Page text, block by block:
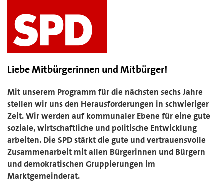
Liebe Mitbürgerinnen und Mitbürger!
Mit unserem Programm für die nächsten sechs Jahre
stellen wir uns den Herausforderungen in schwieriger
Zeit. Wir werden auf kommunaler Ebene für eine gute
soziale, wirtschaftliche und politische Entwicklung
arbeiten. Die SPD stärkt die gute und vertrauensvolle
Zusammenarbeit mit allen Bürgerinnen und Bürgern
und demokratischen Gruppierungen im
Marktgemeinderat.